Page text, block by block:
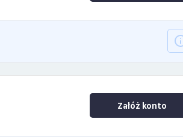
Załóż konto